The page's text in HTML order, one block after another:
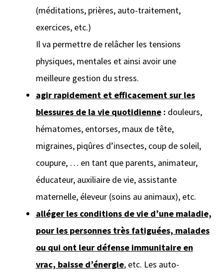
(méditations, prières, auto-traitement,
exercices, etc.)
Il va permettre de relâcher les tensions
physiques, mentales et ainsi avoir une
meilleure gestion du stress.
agir rapidement et efficacement sur les
blessures de la vie quotidienne: douleurs,
hématomes, entorses, maux de tête,
migraines, piqûres d’insectes, coup de soleil,
coupure, … en tant que parents, animateur,
éducateur, auxiliaire de vie, assistante
maternelle, éleveur (soins au animaux), etc.
alléger les conditions de vie d’une maladie,
pour les personnes très fatiguées, malades
ou qui ont leur défense immunitaire en
vrac, baisse d’énergie, etc. Les auto-